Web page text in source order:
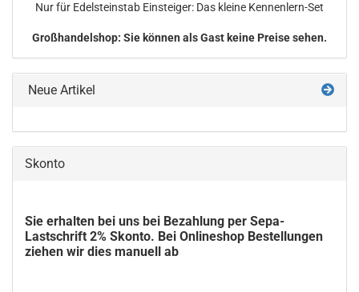
Nur für Edel­stein­stab Ein­stei­ger: Das klei­ne Kennenlern-​Set
Großhandelshop: Sie können als Gast keine Preise sehen.
Neue Artikel
Skonto
Sie erhalten bei uns bei Bezahlung per Sepa-
Lastschrift 2% Skonto. Bei Onlineshop Bestellungen
ziehen wir dies manuell ab